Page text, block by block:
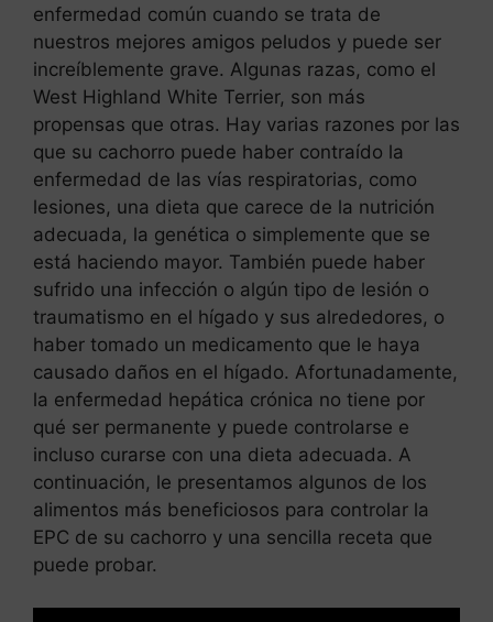
enfermedad común cuando se trata de
nuestros mejores amigos peludos y puede ser
increíblemente grave. Algunas razas, como el
West Highland White Terrier, son más
propensas que otras. Hay varias razones por las
que su cachorro puede haber contraído la
enfermedad de las vías respiratorias, como
lesiones, una dieta que carece de la nutrición
adecuada, la genética o simplemente que se
está haciendo mayor. También puede haber
sufrido una infección o algún tipo de lesión o
traumatismo en el hígado y sus alrededores, o
haber tomado un medicamento que le haya
causado daños en el hígado. Afortunadamente,
la enfermedad hepática crónica no tiene por
qué ser permanente y puede controlarse e
incluso curarse con una dieta adecuada. A
continuación, le presentamos algunos de los
alimentos más beneficiosos para controlar la
EPC de su cachorro y una sencilla receta que
puede probar.